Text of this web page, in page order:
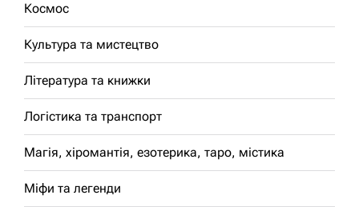
Космос
Культура та мистецтво
Література та книжки
Логістика та транспорт
Магія, хіромантія, езотерика, таро, містика
Міфи та легенди